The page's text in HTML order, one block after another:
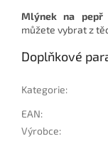
Mlýnek na pepř
můžete vybrat z
Doplňkové
Kategorie:
EAN:
Výrobce: